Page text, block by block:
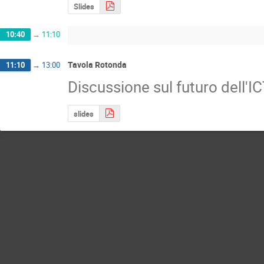
Slides
10:40 → 11:10
11:10 → 13:00 Tavola Rotonda
Discussione sul futuro
slides